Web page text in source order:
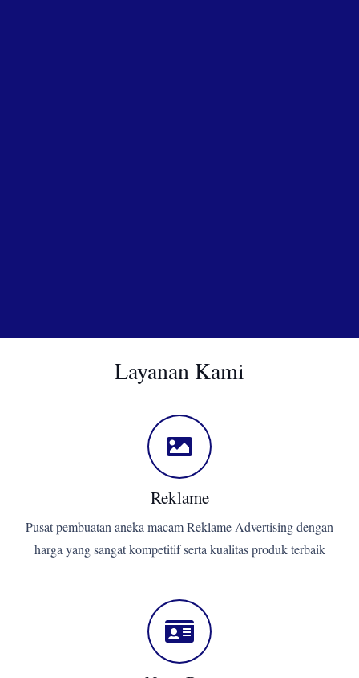
Layanan Kami
Reklame
Pusat pembuatan aneka macam Reklame Advertising dengan
harga yang sangat kompetitif serta kualitas produk terbaik